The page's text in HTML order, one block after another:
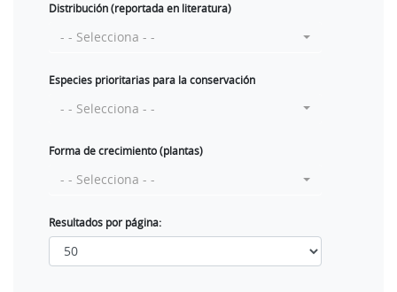
Distribución (reportada en literatura)
- - Selecciona - -
Especies prioritarias para la conservación
- - Selecciona - -
Forma de crecimiento (plantas)
- - Selecciona - -
Resultados por página: